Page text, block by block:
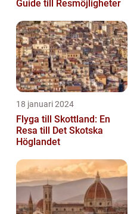
Guide till Resmöjligheter
18 januari 2024
Flyga till Skottland: En
Resa till Det Skotska
Höglandet